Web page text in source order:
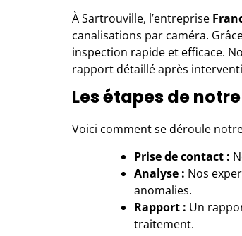
À Sartrouville, l’entreprise
canalisations par caméra.
inspection rapide et efficace.
rapport détaillé après
Les étapes de
Voici comment se déroule
Prise de contact :
Analyse : Nos
anomalies.
Rapport : Un
traitement.